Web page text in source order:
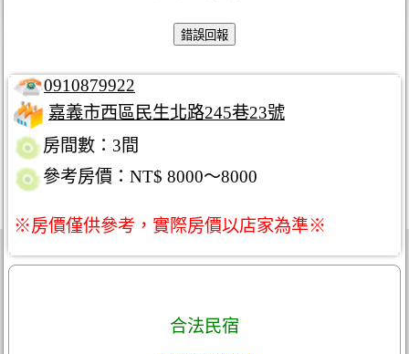
0910879922
嘉義市西區民生北路245巷23號
房間數：3間
參考房價：NT$ 8000～8000
※房價僅供參考，實際房價以店家為準※
合法民宿